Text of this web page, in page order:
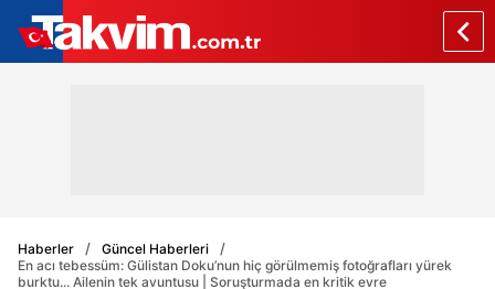
Haberler
Güncel Haberleri
En acı tebessüm: Gülistan Doku’nun hiç görülmemiş fotoğrafları yürek
burktu... Ailenin tek avuntusu | Soruşturmada en kritik evre